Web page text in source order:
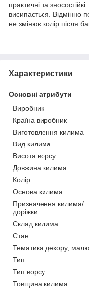
практичні та
висипається. Відмінно
не змінює колір після
Характеристики
Основні атрибути
Виробник
Країна виробник
Виготовлення килима
Вид килима
Висота ворсу
Довжина килима
Колір
Основа килима
Призначення килима/
доріжки
Склад килима
Стан
Тематика декору,
Тип
Тип ворсу
Товщина килима